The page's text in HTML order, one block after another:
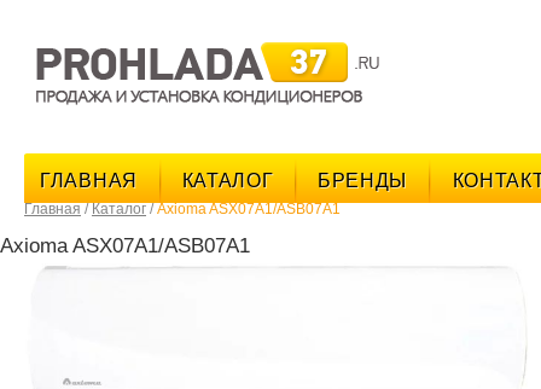
ГЛАВНАЯ КАТАЛОГ БРЕНДЫ
Главная / Каталог /Axioma ASX07A1/ASB07A1
Axioma ASX07A1/ASB07A1